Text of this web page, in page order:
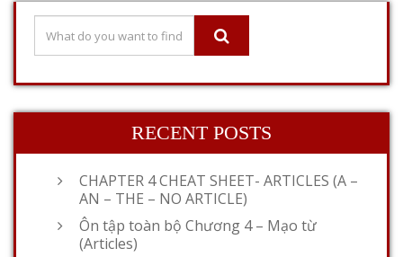
RECENT POSTS
CHAPTER 4 CHEAT SHEET- ARTICLES (A –
AN – THE – NO ARTICLE)
Ôn tập toàn bộ Chương 4 – Mạo từ
(Articles)